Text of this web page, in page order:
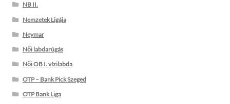
NB II.
Nemzetek Ligája
Neymar
Női labdarúgás
Női OB I. vízilabda
OTP – Bank Pick Szeged
OTP Bank Liga